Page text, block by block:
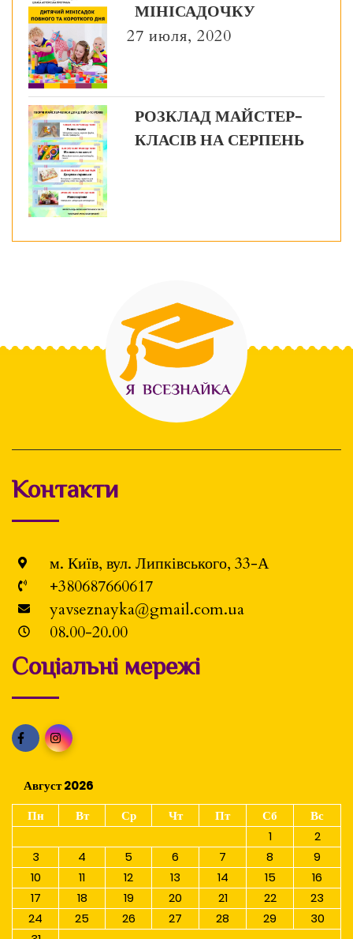
МІНІСАДОЧКУ
27 июля, 2020
РОЗКЛАД МАЙСТЕР-
КЛАСІВ НА СЕРПЕНЬ
Контакти
м. Київ, вул. Липківського, 33-А
+380687660617
yavseznayka@gmail.com.ua
08.00-20.00
Соціальні мережі
Август 2026
Пн
Вт Ср Чт Пт Сб
Вс
1
2
3
4 5 6 7 8
9
10
11 12 13 14 15
16
17
18 19 20 21 22
23
24
25 26 27 28 29
30